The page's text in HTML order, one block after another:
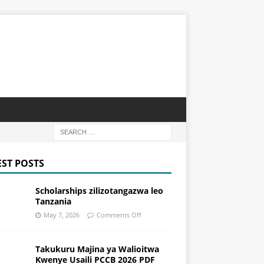
POSTS
Scholarships zilizotangazwa leo
Tanzania
May 7, 2026 Comments Off
Takukuru Majina ya Walioitwa
Kwenye Usaili PCCB 2026 PDF